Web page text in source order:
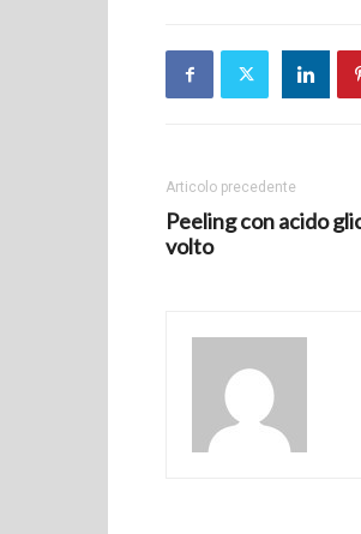
Articolo precedente
Peeling con acido
volto